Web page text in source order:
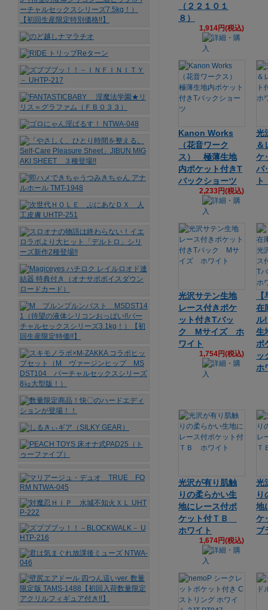
（２２１０１
８）
1,914円(税込)
Kanon Works
（花音ワーク
ス） 極薄生地
内ポケット付きT
バックショーツ
2,233円(税込)
光
＆
ケ
バ
光沢サテン生地
レース付きポケ
ット付きTバッ
ク Mサイズ ホ
ワイト
1,754円(税込)
在
ル
生
ポ
ホ
光沢が有り肌触
りの柔らかい生
地にレース付ポ
ケット付ＴＢ
ホワイト
1,674円(税込)
光
り
地
ケ
ブ